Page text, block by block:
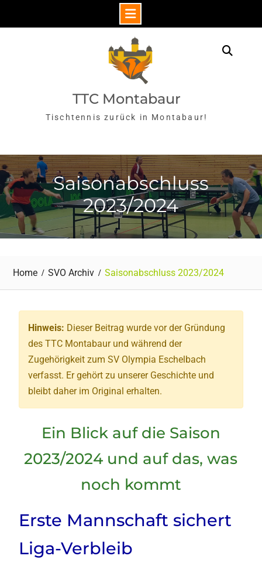
TTC Montabaur
Tischtennis zurück in Montabaur!
Saisonabschluss
2023/2024
Home SVO Archiv Saisonabschluss 2023/2024
Hinweis: Dieser Beitrag wurde vor der Gründung
des TTC Montabaur und während der
Zugehörigkeit zum SV Olympia Eschelbach
verfasst. Er gehört zu unserer Geschichte und
bleibt daher im Original erhalten.
Ein Blick auf die Saison
2023/2024 und auf das, was
noch kommt
Erste Mannschaft sichert
Liga-Verbleib